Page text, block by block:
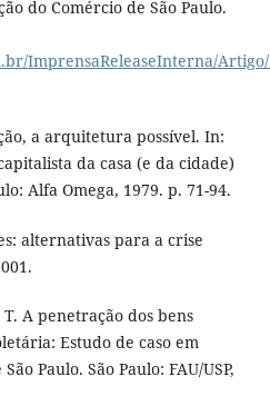
do Comércio de São Paulo.
ImprensaReleaseInterna/
a arquitetura possível. In:
da casa (e da cidade)
Alfa Omega, 1979. p. 71-94.
alternativas para a crise
T. A penetração dos bens
Estudo de caso em
Paulo. São Paulo: FAU/USP,